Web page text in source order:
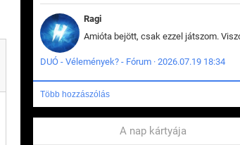
Ragi
DUÓ - Vélemények? - Fórum · 2026.07.19 18:34
Több hozzászólás
A nap kártyája